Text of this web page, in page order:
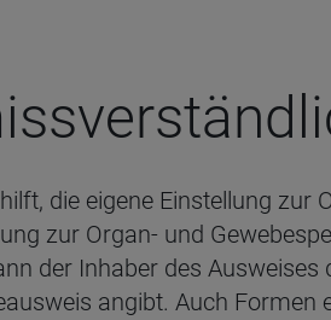
die eigene Einstellung
zur Organ- und
der Inhaber des Ausweises
angibt. Auch